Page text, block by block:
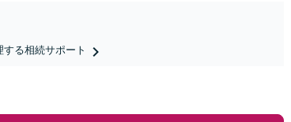
る相続サポート